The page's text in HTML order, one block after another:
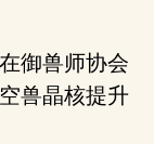
御兽师协会
兽晶核提升